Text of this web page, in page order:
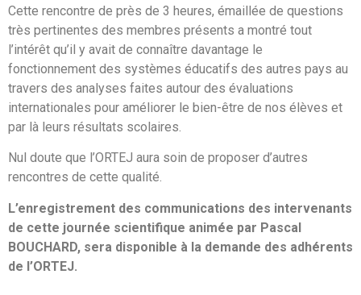
Cette rencontre de près de 3 heures, émaillée de questions
très pertinentes des membres présents a montré tout
l’intérêt qu’il y avait de connaître davantage le
fonctionnement des systèmes éducatifs des autres pays au
travers des analyses faites autour des évaluations
internationales pour améliorer le bien-être de nos élèves et
par là leurs résultats scolaires.
Nul doute que l’ORTEJ aura soin de proposer d’autres
rencontres de cette qualité.
L’enregistrement des communications des intervenants
de cette journée scientifique animée par Pascal
BOUCHARD, sera disponible à la demande des adhérents
de l’ORTEJ.